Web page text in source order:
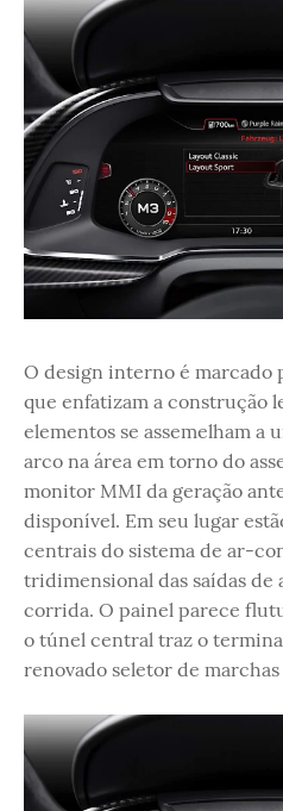
O design interno é marcado
que enfatizam a construção
elementos se assemelham a
arco na área em torno do
monitor MMI da geração
disponível. Em seu lugar
centrais do sistema de ar-
tridimensional das saídas de
corrida. O painel parece
o túnel central traz o
renovado seletor de